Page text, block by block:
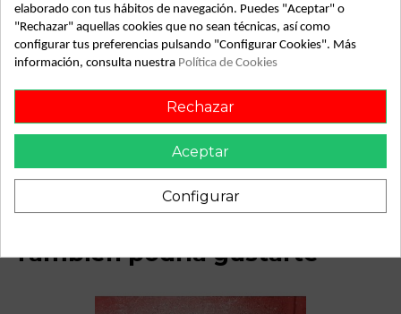
ID: 802286
Fecha disponible: 2022-04-04
Recambio de mando climatizador para volkswagen passat
berlina (3b3) | 0.00 - 0.05 | 0.00 - 0.05 referencia OEM IAM
También podría gustarte
elaborado con tus hábitos de navegación. Puedes "Aceptar" o
"Rechazar" aquellas cookies que no sean técnicas, así como
configurar tus preferencias pulsando "Configurar Cookies". Más
información, consulta nuestra Política de Cookies
Rechazar
Aceptar
Configurar